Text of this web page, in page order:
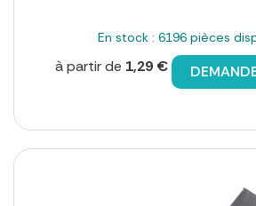
En stock : 6196 pièces
à partir de 1,29 €